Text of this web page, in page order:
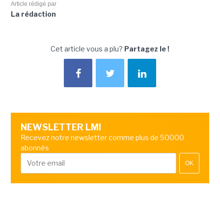
Article rédigé par
La rédaction
Cet article vous a plu? Partagez le !
NEWSLETTER LMI
Recevez notre newsletter comme plus de 50000
abonnés
OK